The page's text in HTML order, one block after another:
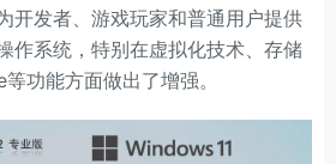
开发者、游戏玩家和普通用户提供
作系统，特别在虚拟化技术、存储
功能方面做出了增强。